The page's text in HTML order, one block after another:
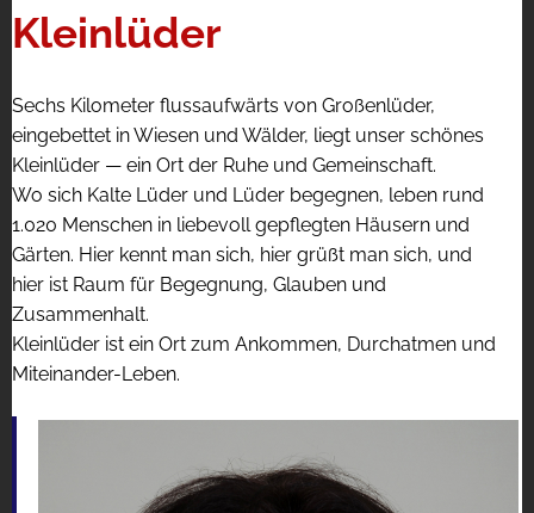
Kleinlüder
Sechs Kilometer flussaufwärts von Großenlüder,
eingebettet in Wiesen und Wälder, liegt unser schönes
Kleinlüder — ein Ort der Ruhe und Gemeinschaft.
Wo sich Kalte Lüder und Lüder begegnen, leben rund
1.020 Menschen in liebevoll gepflegten Häusern und
Gärten. Hier kennt man sich, hier grüßt man sich, und
hier ist Raum für Begegnung, Glauben und
Zusammenhalt.
Kleinlüder ist ein Ort zum Ankommen, Durchatmen und
Miteinander-Leben.